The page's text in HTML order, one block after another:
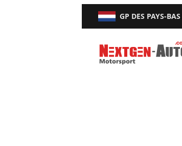
GP DES PAYS-BAS
Nextgen-Auto.com